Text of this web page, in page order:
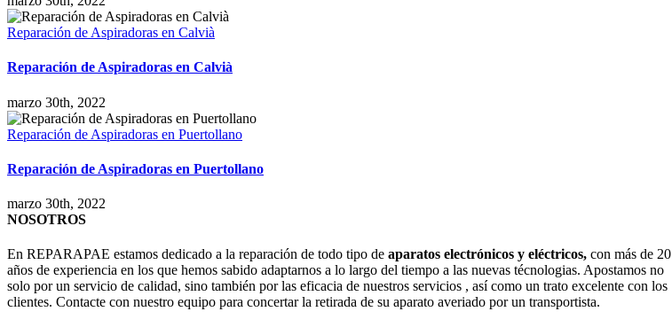
Reparación de Aspiradoras en Calvià
Reparación de Aspiradoras en Calvià
marzo 30th, 2022
Reparación de Aspiradoras en Puertollano
Reparación de Aspiradoras en Puertollano
marzo 30th, 2022
NOSOTROS
En REPARAPAE estamos dedicado a la reparación de todo tipo de aparatos electrónicos y eléctricos, con más de 20
años de experiencia en los que hemos sabido adaptarnos a lo largo del tiempo a las nuevas técnologias. Apostamos no
solo por un servicio de calidad, sino también por las eficacia de nuestros servicios , así como un trato excelente con los
clientes. Contacte con nuestro equipo para concertar la retirada de su aparato averiado por un transportista.